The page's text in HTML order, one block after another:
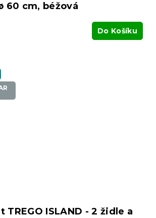
60 cm, béžová
Do Košíku
TREGO ISLAND - 2 židle a